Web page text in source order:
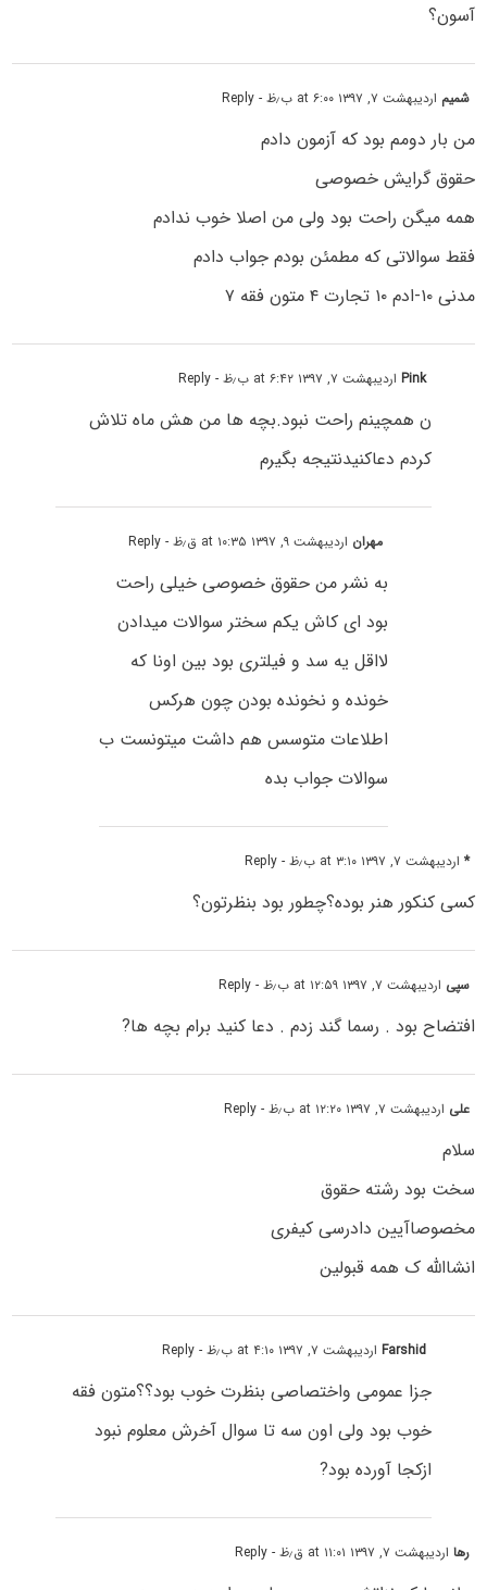
آسون؟
شمیم اردیبهشت ۷, ۱۳۹۷ at ۶:۰۰ ب٫ظ - Reply
من بار دومم بود که آزمون دادم
حقوق گرایش خصوصی
همه میگن راحت بود ولی من اصلا خوب ندادم
فقط سوالاتی که مطمئن بودم جواب دادم
مدنی ۱۰-ادم ۱۰ تجارت ۴ متون فقه ۷
Pinkاردیبهشت ۷, ۱۳۹۷ at ۶:۴۲ ب٫ظ - Reply
ن همچینم راحت نبود.بچه ها من هش ماه تلاش
کردم دعاکنیدنتیجه بگیرم
مهران اردیبهشت ۹, ۱۳۹۷ at ۱۰:۳۵ ق٫ظ - Reply
به نشر من حقوق خصوصی خیلی راحت
بود ای کاش یکم سختر سوالات میدادن
لااقل یه سد و فیلتری بود بین اونا که
خونده و نخونده بودن چون هرکس
اطلاعات متوسس هم داشت میتونست ب
سوالات جواب بده
*اردیبهشت ۷, ۱۳۹۷ at ۳:۱۰ ب٫ظ - Reply
کسی کنکور هنر بوده؟چطور بود بنظرتون؟
سپی اردیبهشت ۷, ۱۳۹۷ at ۱۲:۵۹ ب٫ظ - Reply
افتضاح بود . رسما گند زدم . دعا کنید برام بچه ها?
علی اردیبهشت ۷, ۱۳۹۷ at ۱۲:۲۰ ب٫ظ - Reply
سلام
سخت بود رشته حقوق
مخصوصاآیین دادرسی کیفری
انشاالله ک همه قبولین
Farshidاردیبهشت ۷, ۱۳۹۷ at ۴:۱۰ ب٫ظ - Reply
جزا عمومی واختصاصی بنظرت خوب بود؟؟متون فقه
خوب بود ولی اون سه تا سوال آخرش معلوم نبود
ازکجا آورده بود?
رهااردیبهشت ۷, ۱۳۹۷ at ۱۱:۰۱ ق٫ظ - Reply